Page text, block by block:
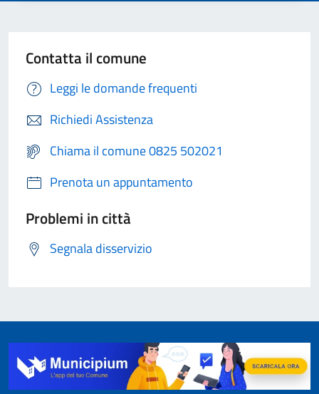
Contatta il comune
Leggi le domande frequenti
Richiedi Assistenza
Chiama il comune 0825 502021
Prenota un appuntamento
Problemi in città
Segnala disservizio